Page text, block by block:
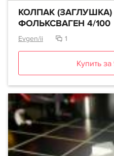
КОЛПАК
ФОЛЬКСВАГЕН 4/100
Evgen/ii 1
Купить